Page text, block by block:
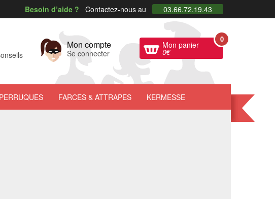
Besoin d’aide ? Contactez-nous au 03.66.72.19.43
Mon compte
Se connecter
Mon panier
0€
0
PERRUQUES FARCES & ATTRAPES KERMESSE